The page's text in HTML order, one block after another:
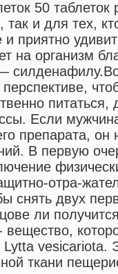
50
и для тех,
приятно
на организм
Если
препарата, он
В первую
отра-
снять двух
ли
vesicariota.
ткани